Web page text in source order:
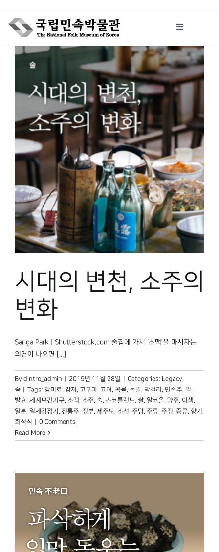
Skip
content
Toggle
박물관에서는
민속이야기
민속 인사이드
원문보기 PDF
박물관 홈페이지
시대의 변천, 소주의
변화
Sanga Park | Shutterstock.com 술집에 가서 ‘소맥’을 마시자는
의견이 나오면 [...]
By dintro_admin 2019년 11월 28일 Categories: Legacy,
술
Tags: 감미료, 감자, 고구마, 고려 , 곡물, 녹말, 막걸리 , 민속주, 밀,
발효, 세계보건기구, 소맥, 소주, 술, 스코틀랜드, 쌀, 알코올, 양주, 이색,
일본, 일제강점기 , 전통주, 정부, 제주도, 조선, 주당, 주류, 주정, 증류, 향기 ,
희석식
0 Comments
Read More